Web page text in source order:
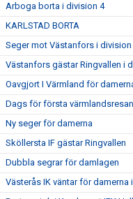
Arboga borta i division 4
KARLSTAD BORTA
Seger mot Västanfors i division
Västanfors gästar Ringvallen i
Oavgjort I Värmland för
Dags för första
Ny seger för damerna
Sköllersta IF gästar Ringvallen
Dubbla segrar för damlagen
Västerås IK väntar för damerna